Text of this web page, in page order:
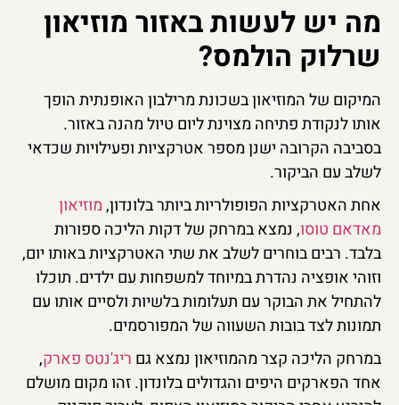
מה יש לעשות באזור מוזיאון
שרלוק הולמס?
המיקום של המוזיאון בשכונת מרילבון האופנתית הופך
אותו לנקודת פתיחה מצוינת ליום טיול מהנה באזור.
בסביבה הקרובה ישנן מספר אטרקציות ופעילויות שכדאי
לשלב עם הביקור.
אחת האטרקציות הפופולריות ביותר בלונדון,מוזיאון
מאדאם טוסו, נמצא במרחק של דקות הליכה ספורות
בלבד. רבים בוחרים לשלב את שתי האטרקציות באותו יום,
וזוהי אופציה נהדרת במיוחד למשפחות עם ילדים. תוכלו
להתחיל את הבוקר עם תעלומות בלשיות ולסיים אותו עם
תמונות לצד בובות השעווה של המפורסמים.
במרחק הליכה קצר מהמוזיאון נמצא גם ריג'נטס פארק,
אחד הפארקים היפים והגדולים בלונדון. זהו מקום מושלם